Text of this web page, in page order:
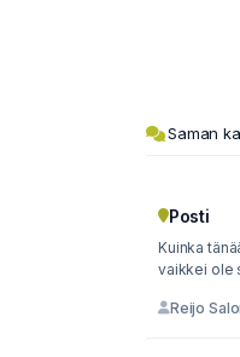
Saman
Posti
Kuinka
vaikkei ole
Reijo